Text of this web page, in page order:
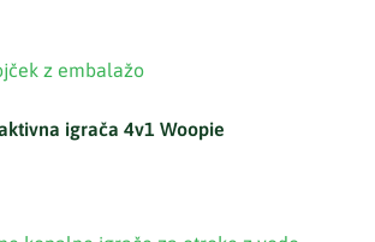
igrača 4v1 Woopie